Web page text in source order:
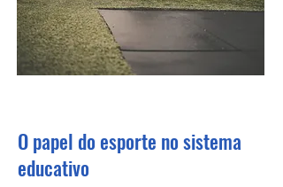
O papel do esporte no sistema
educativo